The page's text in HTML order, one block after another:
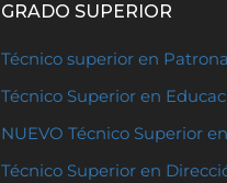
GRADO SUPERIOR
Técnico superior en
Técnico Superior en
NUEVO Técnico Superior
Técnico Superior en